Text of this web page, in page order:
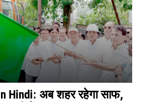
Hindi: अब शहर रहेगा साफ,